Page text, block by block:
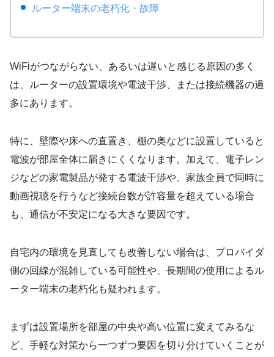
ルーター端末の老朽化・故障
WiFiがつながらない、あるいは遅いと感じる原因の多く
は、ルーターの設置環境や電波干渉、または接続機器の過
多にあります。
特に、壁際や床への直置き、棚の奥などに設置していると
電波が部屋全体に届きにくくなります。加えて、電子レン
ジなどの家電製品が発する電波干渉や、家族全員で同時に
動画視聴を行うなど接続台数が許容量を超えている場合
も、通信が不安定になる大きな要因です。
自宅内の環境を見直しても改善しない場合は、プロバイダ
側の回線が混雑している可能性や、長期間の使用によるル
ーター端末の老朽化も疑われます。
まずは設置場所を部屋の中央や高い位置に変えてみるな
ど、手軽な対策から一つずつ要因を切り分けていくことが